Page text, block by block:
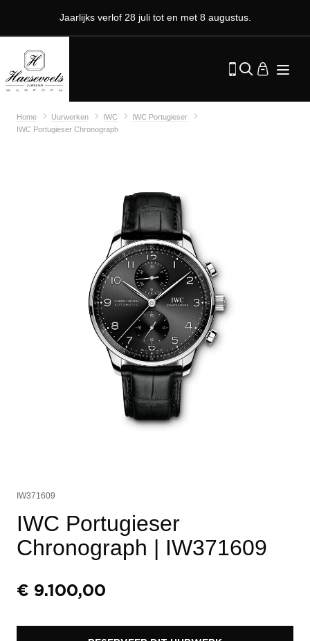
Jaarlijks verlof 28 juli tot en met 8 augustus.
Home Uurwerken IWC
IWC Portugieser
IWC Portugieser Chronograph
IW371609
IWC Portugieser
Chronograph | IW371609
€ 9.100,00